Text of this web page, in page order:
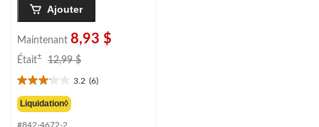
Ajouter
Maintenant 8,93 $
Était± 12,99 $
12,99 $
3.2 (6)
3.2
étoile(s)
sur
Liquidation◊
#842-4672-2